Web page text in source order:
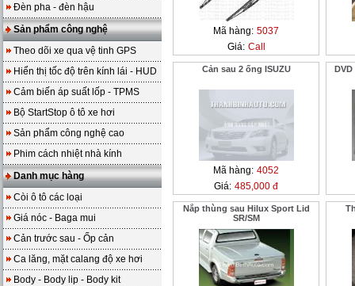
Đèn pha - đèn hậu
Sản phẩm công nghệ
Theo dõi xe qua vệ tinh GPS
Hiển thị tốc độ trên kính lái - HUD
Cảm biến áp suất lốp - TPMS
Bộ StartStop ô tô xe hơi
Sản phẩm công nghệ cao
Phim cách nhiệt nhà kính
Danh mục hàng
Còi ô tô các loại
Giá nóc - Baga mui
Cản trước sau - Ốp cản
Ca lăng, mặt calang độ xe hơi
Body - Body lip - Body kit
Mã hàng: 5037
Giá: Call
Cản sau 2 ống ISUZU
Mã hàng: 4052
Giá: 485,000 đ
DVD
Nắp thùng sau Hilux Sport Lid
SR/SM